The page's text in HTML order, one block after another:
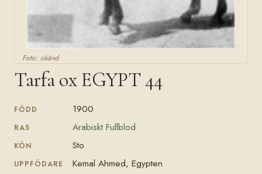
Foto: okänd
Tarfa ox EGYPT 44
FÖDD 1900
RAS Arabiskt Fullblod
KÖN Sto
UPPFÖDARE Kemal Ahmed, Egypten